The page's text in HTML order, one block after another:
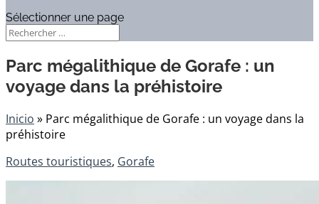
Sélectionner une page
Parc mégalithique de Gorafe : un
voyage dans la préhistoire
Inicio » Parc mégalithique de Gorafe : un voyage dans la
préhistoire
Routes touristiques, Gorafe